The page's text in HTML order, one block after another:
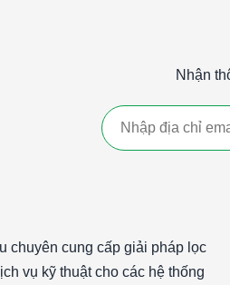
Nhận
chuyên cung cấp giải pháp lọc
vụ kỹ thuật cho các hệ thống